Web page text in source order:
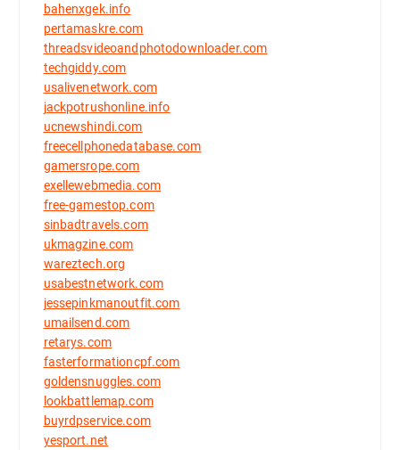
bahenxgek.info
pertamaskre.com
threadsvideoandphotodownloader.com
techgiddy.com
usalivenetwork.com
jackpotrushonline.info
ucnewshindi.com
freecellphonedatabase.com
gamersrope.com
exellewebmedia.com
free-gamestop.com
sinbadtravels.com
ukmagzine.com
wareztech.org
usabestnetwork.com
jessepinkmanoutfit.com
umailsend.com
retarys.com
fasterformationcpf.com
goldensnuggles.com
lookbattlemap.com
buyrdpservice.com
yesport.net